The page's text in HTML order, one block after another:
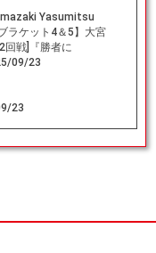
Yasumitsu
ラケット4＆5】大宮
回戦]『勝者に
09/23
23